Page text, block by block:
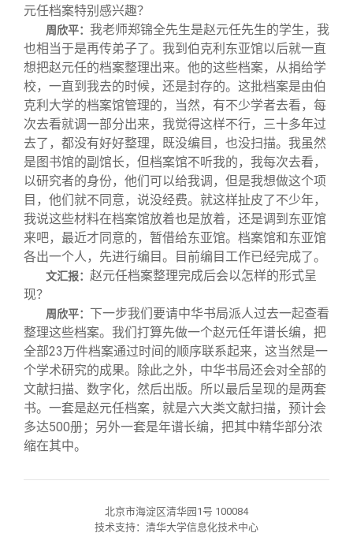
元任档案特别感兴趣？
周欣平： 我老师郑锦全先生是赵元任先生的学生，我
也相当于是再传弟子了。我到伯克利东亚馆以后就一直
想把赵元任的档案整理出来。他的这些档案，从捐给学
校，一直到我去的时候，还是封存的。这批档案是由伯
克利大学的档案馆管理的，当然，有不少学者去看，每
次去看就调一部分出来，我觉得这样不行，三十多年过
去了，都没有好好整理，既没编目，也没扫描。我虽然
是图书馆的副馆长，但档案馆不听我的，我每次去看，
以研究者的身份，他们可以给我调，但是我想做这个项
目，他们就不同意，说没经费。就这样扯皮了不少年，
我说这些材料在档案馆放着也是放着，还是调到东亚馆
来吧，最近才同意的，暂借给东亚馆。档案馆和东亚馆
各出一个人，先进行编目。目前编目工作已经完成了。
文汇报： 赵元任档案整理完成后会以怎样的形式呈
现？
周欣平： 下一步我们要请中华书局派人过去一起查看
整理这些档案。我们打算先做一个赵元任年谱长编，把
全部23万件档案通过时间的顺序联系起来，这当然是一
个学术研究的成果。除此之外，中华书局还会对全部的
文献扫描、数字化，然后出版。所以最后呈现的是两套
书。一套是赵元任档案，就是六大类文献扫描，预计会
多达500册；另外一套是年谱长编，把其中精华部分浓
缩在其中。
北京市海淀区清华园1号 100084
技术支持：清华大学信息化技术中心